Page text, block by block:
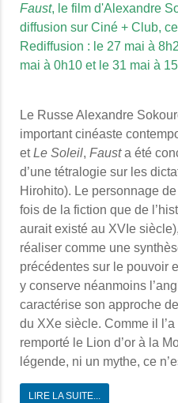
Faust, le film d'Alexandre
diffusion sur Ciné + Club,
Rediffusion : le 27 mai à
mai à 0h10 et le 31 mai à
Le Russe Alexandre
important cinéaste
etLe Soleil, Fausta été
d’une tétralogie sur les
Hirohito). Le personnage
fois de la fiction que de
aurait existé au XVIe
réaliser comme une
précédentes sur le pouvoir
y conserve néanmoins
caractérise son approche
du XXe siècle. Comme il
remporté le Lion d’or à la
légende, ni un mythe, ce
LIRE LA SUITE...